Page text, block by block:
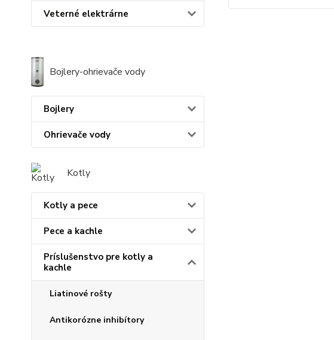
Veterné elektrárne
Bojlery-ohrievače vody
Bojlery
Ohrievače vody
Kotly
Kotly a pece
Pece a kachle
Príslušenstvo pre kotly a
kachle
Liatinové rošty
Antikorózne inhibítory